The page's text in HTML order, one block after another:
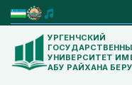
УРГЕНЧСКИЙ
УНИВЕРСИТЕТ
АБУ РАЙХАНА